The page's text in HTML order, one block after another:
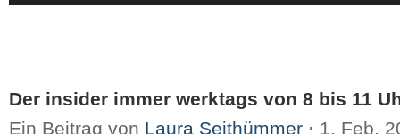
Der insider immer werktags von 8 bis 11
Ein Beitrag von Laura Seithümmer ⋅ 1. Feb.